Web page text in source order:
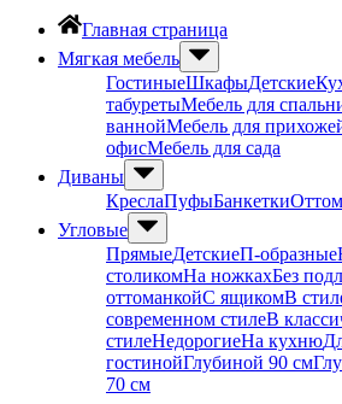
Главная страница
Мягкая мебель
ГостиныеШкафыДетские
табуретыМебель для
ваннойМебель для
офисМебель для сада
Диваны
КреслаПуфыБанкетки
Угловые
ПрямыеДетскиеП-образные
столикомНа ножкахБез
оттоманкойС ящикомВ
современном стилеВ
стилеНедорогиеНа кухню
гостинойГлубиной 90 см
70 см